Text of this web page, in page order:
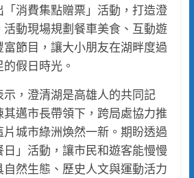
消費集點贈票」活動，打造澄
動現場規劃餐車美食、互動遊
節目，讓大小朋友在湖畔度過
假日時光。
，澄清湖是高雄人的共同記
邁市長帶領下，跨局處協力推
城市綠洲煥然一新。期盼透過
」活動，讓市民和遊客能慢慢
然生態、歷史人文與運動活力